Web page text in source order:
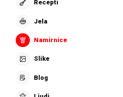
Recepti
Jela
Namirnice
Slike
Blog